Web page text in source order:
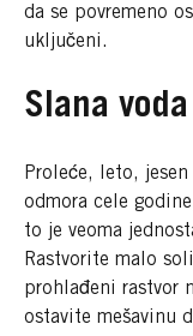
da se povremeno
uključeni.
Slana voda
Proleće, leto,
odmora cele
to je veoma
Rastvorite malo
prohlađeni rastvor
ostavite mešavinu